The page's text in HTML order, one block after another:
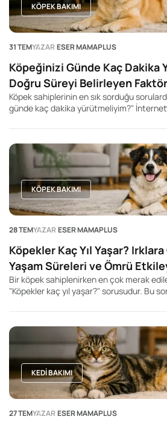
KÖPEK BAKIMI
31 TEMYAZAR ESER MAMAPLUS
Köpeğinizi Günde Kaç Dakika
Doğru Süreyi Belirleyen
Köpek sahiplerinin en sık sorduğu
günde kaç dakika yürütmeliyim?"
köpek için geçerli tek bir yürüyüş süresi
KÖPEK BAKIMI
28 TEMYAZAR ESER MAMAPLUS
Köpekler Kaç Yıl Yaşar?
Yaşam Süreleri ve Ömrü
Bir köpek sahiplenirken en çok merak
"Köpekler kaç yıl yaşar?" sorusudur. Bu
önemli ölçüde etkileyebilir. Genel olarak
uzun yaşadığı, büyük ve dev ırkların ise
sahip olduğu bilinir. Ancak bu durum
ırka mensup iki köpek bile tamamen farklı
olabilir.KEDI BAKIMI
27 TEMYAZAR ESER MAMAPLUS